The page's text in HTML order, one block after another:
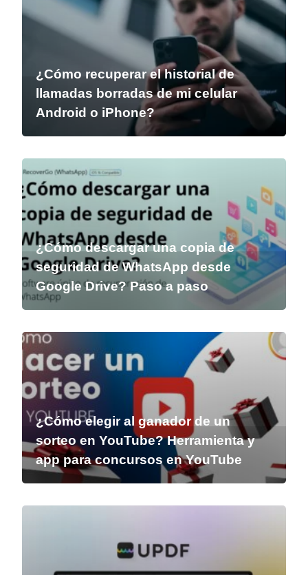
¿Cómo recuperar el historial de
llamadas borradas de mi celular
Android o iPhone?
¿Cómo descargar una copia de
seguridad de WhatsApp desde
Google Drive? Paso a paso
¿Cómo elegir al ganador de un
sorteo en YouTube? Herramienta y
app para concursos en YouTube